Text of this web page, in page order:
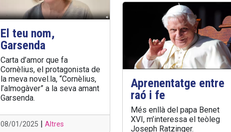
El teu nom,
Garsenda
Carta d’amor que fa
Cornèlius, el protagonista de
la meva novel.la, “Cornèlius,
l’almogàver” a la seva amant
Garsenda.
08/01/2025 | Altres
Aprenentatge entre
raó i fe
Més enllà del papa Benet
XVI, m’interessa el teòleg
Joseph Ratzinger.